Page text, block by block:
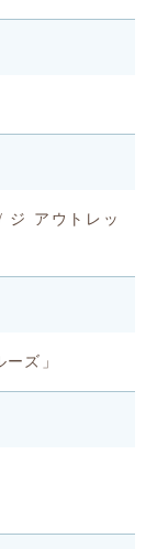
ジ アウトレッ
ズ」